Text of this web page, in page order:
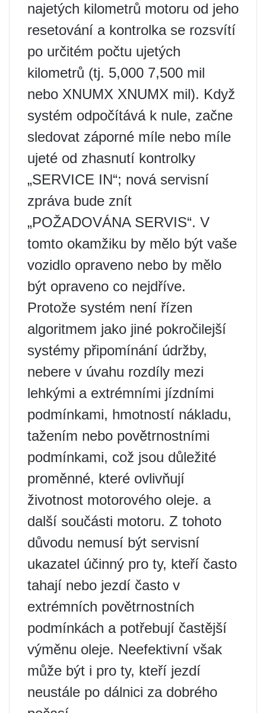
najetých kilometrů motoru od jeho
resetování a kontrolka se rozsvítí
po určitém počtu ujetých
kilometrů (tj. 5,000 7,500 mil
nebo XNUMX XNUMX mil). Když
systém odpočítává k nule, začne
sledovat záporné míle nebo míle
ujeté od zhasnutí kontrolky
„SERVICE IN“; nová servisní
zpráva bude znít
„POŽADOVÁNA SERVIS“. V
tomto okamžiku by mělo být vaše
vozidlo opraveno nebo by mělo
být opraveno co nejdříve.
Protože systém není řízen
algoritmem jako jiné pokročilejší
systémy připomínání údržby,
nebere v úvahu rozdíly mezi
lehkými a extrémními jízdními
podmínkami, hmotností nákladu,
tažením nebo povětrnostními
podmínkami, což jsou důležité
proměnné, které ovlivňují
životnost motorového oleje. a
další součásti motoru. Z tohoto
důvodu nemusí být servisní
ukazatel účinný pro ty, kteří často
tahají nebo jezdí často v
extrémních povětrnostních
podmínkách a potřebují častější
výměnu oleje. Neefektivní však
může být i pro ty, kteří jezdí
neustále po dálnici za dobrého